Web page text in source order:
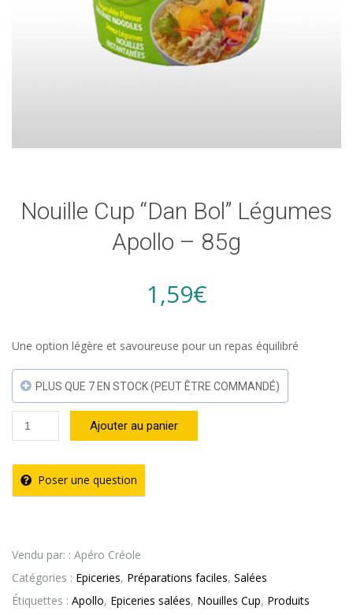
Nouille Cup “Dan Bol” Légumes
Apollo – 85g
1,59€
Une option légère et savoureuse pour un repas équilibré
PLUS QUE 7 EN STOCK (PEUT ÊTRE COMMANDÉ)
quantité
de
Nouille
Cup
Légumes
Apollo
–
Ajouter au panier
Poser une question
Vendu par: : Apéro Créole
Catégories : Epiceries, Préparations faciles, Salées
Étiquettes : Apollo, Epiceries salées, Nouilles Cup, Produits